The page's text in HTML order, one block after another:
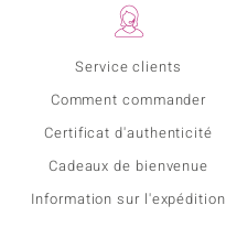
Service clients
Comment commander
Certificat d'authenticité
Cadeaux de bienvenue
Information sur l'expédition